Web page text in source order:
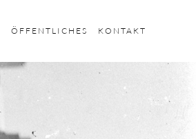
ÖFFENTLICHES KONTAKT